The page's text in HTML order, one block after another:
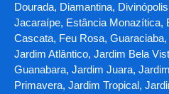
Dourada, Diamantina,
Jacaraípe, Estância Monazítica,
Cascata, Feu Rosa,
Jardim Atlântico, Jardim Bela
Guanabara, Jardim Juara,
Primavera, Jardim Tropical,